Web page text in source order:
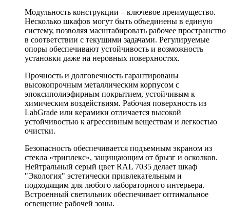
Модульность конструкции – ключевое преимущество.
Несколько шкафов могут быть объединены в единую
систему, позволяя масштабировать рабочее пространство
в соответствии с текущими задачами. Регулируемые
опоры обеспечивают устойчивость и возможность
установки даже на неровных поверхностях.
Прочность и долговечность гарантированы
высокопрочным металлическим корпусом с
эпоксиполиэфирным покрытием, устойчивым к
химическим воздействиям. Рабочая поверхность из
LabGrade или керамики отличается высокой
устойчивостью к агрессивным веществам и легкостью
очистки.
Безопасность обеспечивается подъемным экраном из
стекла «триплекс», защищающим от брызг и осколков.
Нейтральный серый цвет RAL 7035 делает шкаф
"Экология" эстетически привлекательным и
подходящим для любого лабораторного интерьера.
Встроенный светильник обеспечивает оптимальное
освещение рабочей зоны.